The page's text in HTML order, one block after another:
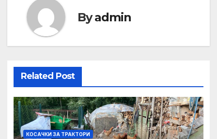
Byadmin
Related Post
КОСАЧКИ ЗА ТРАКТОРИ